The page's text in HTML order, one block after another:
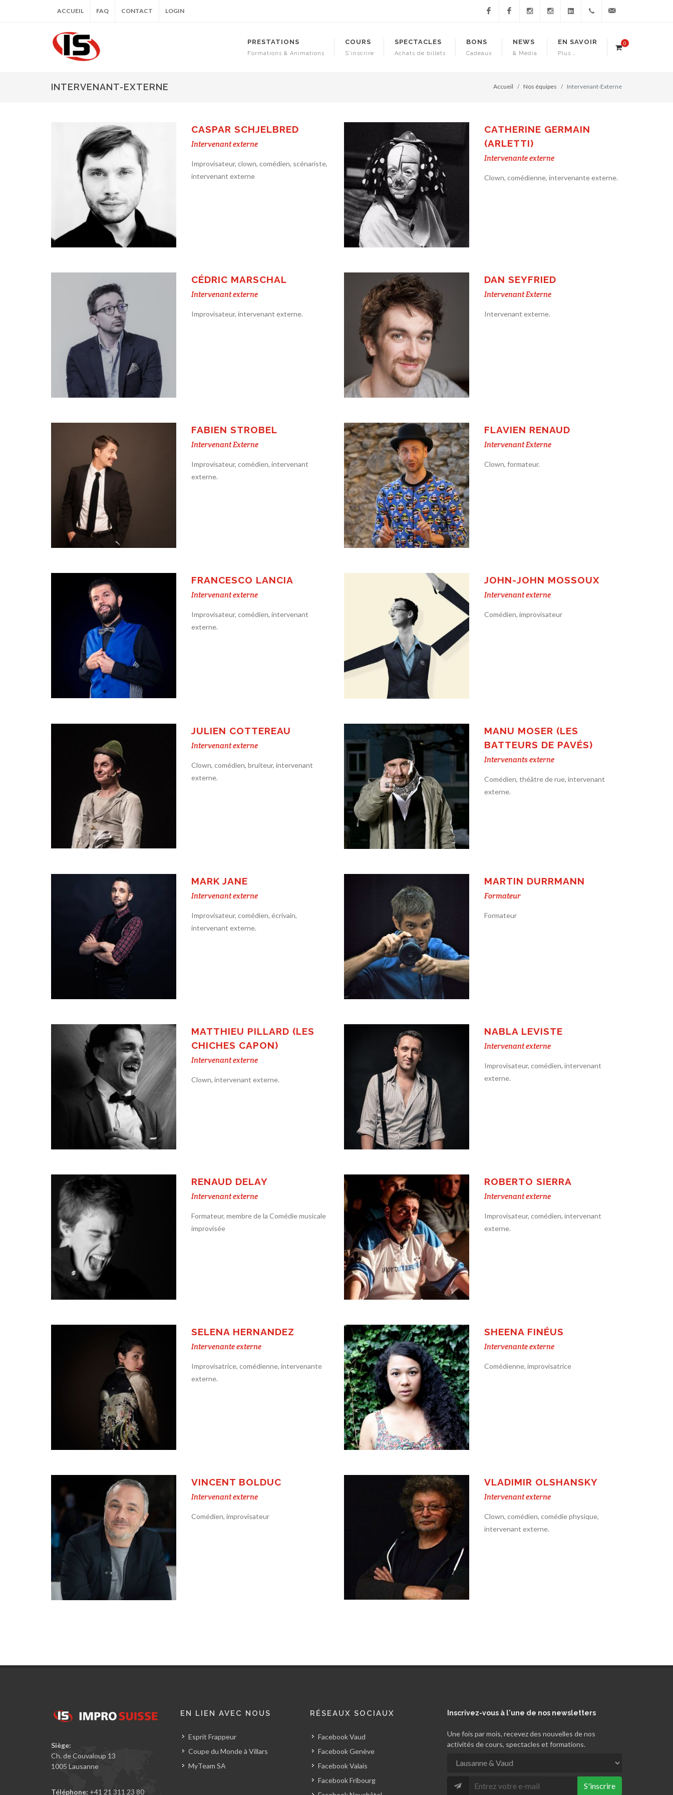
ACCUEIL FAQ CONTACT LOGIN
Suisse SuisseSuisse SuisseSuisse suisse.ch
PRESTATIONS
Formations & Animations
COURS
S'inscrire
SPECTACLES
Achats de billets
BONS
Cadeaux
NEWS
& Media
EN SAVOIR
Plus …
0
INTERVENANT-EXTERNE Accueil Nos équipes Intervenant-Externe
CASPAR SCHJELBRED
Intervenant externe
Improvisateur, clown, comédien, scénariste,
intervenant externe
CATHERINE GERMAIN
(ARLETTI)
Intervenante externe
Clown, comédienne, intervenante externe.
CÉDRIC MARSCHAL
Intervenant externe
Improvisateur, intervenant externe.
DAN SEYFRIED
Intervenant Externe
Intervenant externe.
FABIEN STROBEL
Intervenant Externe
Improvisateur, comédien, intervenant
externe.
FLAVIEN RENAUD
Intervenant Externe
Clown, formateur.
FRANCESCO LANCIA
Intervenant externe
Improvisateur, comédien, intervenant
externe.
JOHN-JOHN MOSSOUX
Intervenant externe
Comédien, improvisateur
JULIEN COTTEREAU
Intervenant externe
Clown, comédien, bruiteur, intervenant
externe.
MANU MOSER (LES
BATTEURS DE PAVÉS)
Intervenants externe
Comédien, théâtre de rue, intervenant
externe.
MARK JANE
Intervenant externe
Improvisateur, comédien, écrivain,
intervenant externe.
MARTIN DURRMANN
Formateur
Formateur
MATTHIEU PILLARD (LES
CHICHES CAPON)
Intervenant externe
Clown, intervenant externe.
NABLA LEVISTE
Intervenant externe
Improvisateur, comédien, intervenant
externe.
RENAUD DELAY
Intervenant externe
Formateur, membre de la Comédie musicale
improvisée
ROBERTO SIERRA
Intervenant externe
Improvisateur, comédien, intervenant
externe.
SELENA HERNANDEZ
Intervenante externe
Improvisatrice, comédienne, intervenante
externe.
SHEENA FINÉUS
Intervenante externe
Comédienne, improvisatrice
VINCENT BOLDUC
Intervenant externe
Comédien, improvisateur
VLADIMIR OLSHANSKY
Intervenant externe
Clown, comédien, comédie physique,
intervenant externe.
Siège:
Ch. de Couvaloup 13
1005 Lausanne
Téléphone: +41 21 311 23 80
EN LIEN AVEC NOUS
Esprit Frappeur
Coupe du Monde à Villars
MyTeam SA
RÉSEAUX SOCIAUX
Facebook Vaud
Facebook Genève
Facebook Valais
Facebook Fribourg
Inscrivez-vousà l'une de nos newsletters
Une fois par mois, recevez des nouvelles de nos
activités de cours, spectacles et formations.
S'inscrire